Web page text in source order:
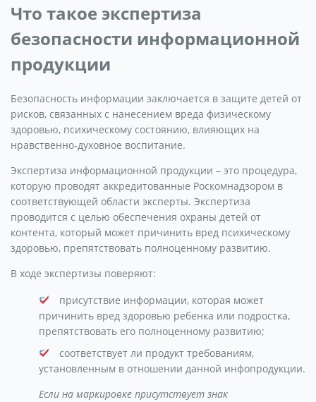
Что такое экспертиза
безопасности информационной
продукции
Безопасность информации заключается в защите детей от
рисков, связанных с нанесением вреда физическому
здоровью, психическому состоянию, влияющих на
нравственно-духовное воспитание.
Экспертиза информационной продукции – это процедура,
которую проводят аккредитованные Роскомнадзором в
соответствующей области эксперты. Экспертиза
проводится с целью обеспечения охраны детей от
контента, который может причинить вред психическому
здоровью, препятствовать полноценному развитию.
В ходе экспертизы поверяют:
присутствие информации, которая может
причинить вред здоровью ребенка или подростка,
препятствовать его полноценному развитию;
соответствует ли продукт требованиям,
установленным в отношении данной инфопродукции.
Если на маркировке присутствует знак